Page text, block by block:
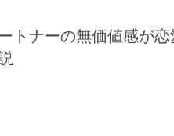
トナーの無価値感が